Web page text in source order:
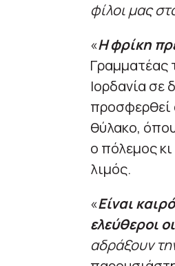
φίλοι μας
«Η φρίκη
Γραμματέας
Ιορδανία σε
προσφερθεί
θύλακο,
ο πόλεμος
λιμός.
«Είναι
ελεύθεροι
αδράξουν